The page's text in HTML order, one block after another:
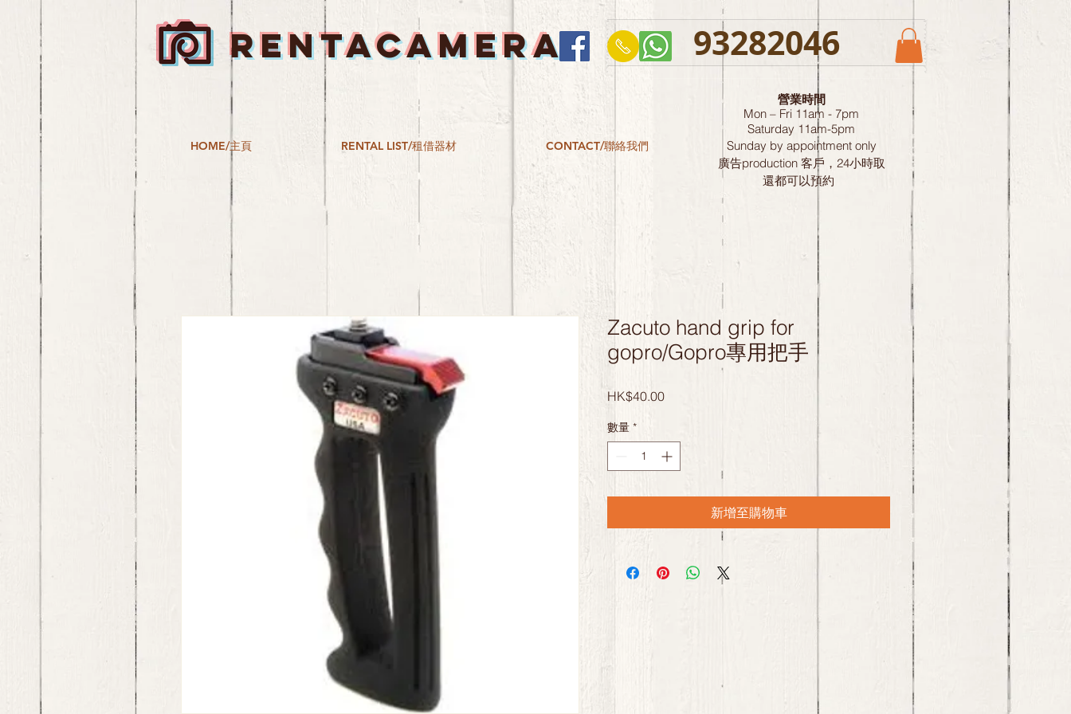
RENTACAMERA 93282046
HOME/主頁 RENTAL LIST/租借器材 CONTACT/聯絡我們
營業時間
Mon – Fri 11am - 7pm
Saturday 11am-5pm
Sunday by appointment only
廣告production 客戶，24小時取
還都可以預約
Zacuto hand grip for
gopro/Gopro專用把手
HK$40.00價
數量 *
新增至購物車